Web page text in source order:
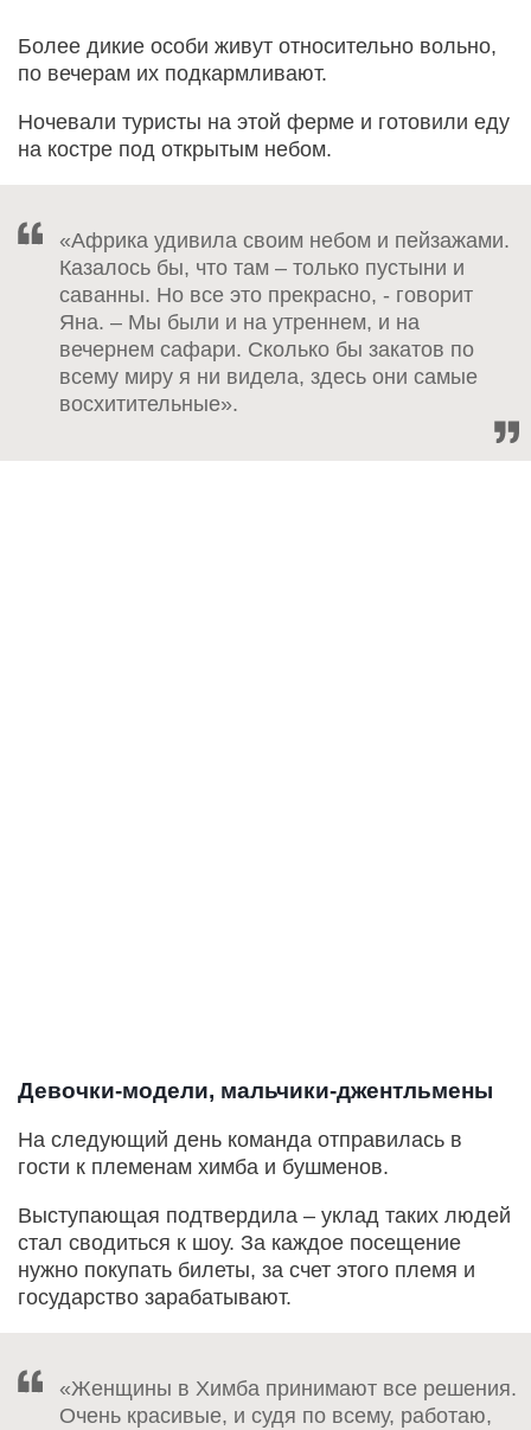
Более дикие особи живут относительно вольно,
по вечерам их подкармливают.
Ночевали туристы на этой ферме и готовили еду
на костре под открытым небом.
«Африка удивила своим небом и пейзажами.
Казалось бы, что там – только пустыни и
саванны. Но все это прекрасно, - говорит
Яна. – Мы были и на утреннем, и на
вечернем сафари. Сколько бы закатов по
всему миру я ни видела, здесь они самые
восхитительные».
Девочки-модели, мальчики-джентльмены
На следующий день команда отправилась в
гости к племенам химба и бушменов.
Выступающая подтвердила – уклад таких людей
стал сводиться к шоу. За каждое посещение
нужно покупать билеты, за счет этого племя и
государство зарабатывают.
«Женщины в Химба принимают все решения.
Очень красивые, и судя по всему, работаю,